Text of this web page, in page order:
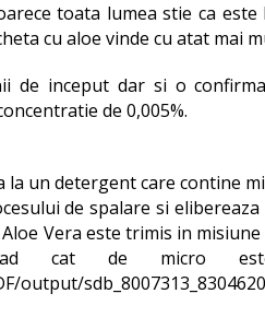
toata lumea stie ca
cu aloe vinde cu atat mai
de inceput dar si o
de 0,005%.
la un detergent care contine
de spalare si
Vera este trimis in misiune
cat de micro
output/